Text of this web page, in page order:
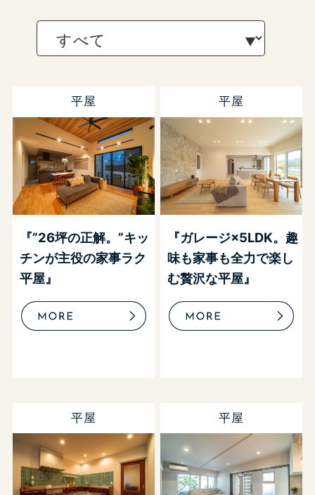
平屋
『”26坪の正解。”キッ
チンが主役の家事ラク
平屋』
平屋
『ガレージ×5LDK。趣
味も家事も全力で楽し
む贅沢な平屋』
平屋 平屋